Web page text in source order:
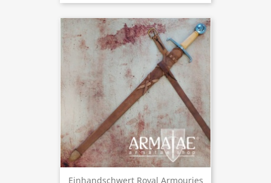
Einhandschwert Royal Armouries